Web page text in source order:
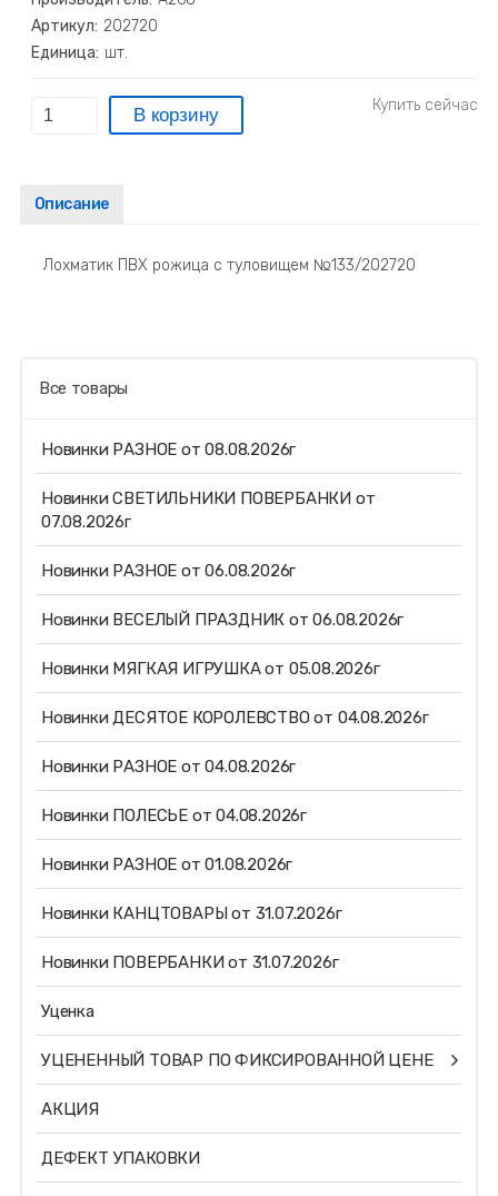
Артикул: 202720
Единица: шт.
Описание
Лохматик ПВХ рожица с туловищем №133/202720
Все товары
Новинки РАЗНОЕ от 08.08.2026г
Новинки СВЕТИЛЬНИКИ ПОВЕРБАНКИ от
07.08.2026г
Новинки РАЗНОЕ от 06.08.2026г
Новинки ВЕСЕЛЫЙ ПРАЗДНИК от 06.08.2026г
Новинки МЯГКАЯ ИГРУШКА от 05.08.2026г
Новинки ДЕСЯТОЕ КОРОЛЕВСТВО от 04.08.2026г
Новинки РАЗНОЕ от 04.08.2026г
Новинки ПОЛЕСЬЕ от 04.08.2026г
Новинки РАЗНОЕ от 01.08.2026г
Новинки КАНЦТОВАРЫ от 31.07.2026г
Новинки ПОВЕРБАНКИ от 31.07.2026г
Уценка
УЦЕНЕННЫЙ ТОВАР ПО ФИКСИРОВАННОЙ ЦЕНЕ
АКЦИЯ
ДЕФЕКТ УПАКОВКИ